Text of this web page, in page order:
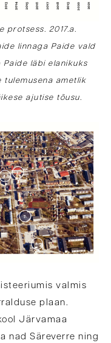
protsess. 2017.a.
linnaga Paide vald
Paide läbi elanikuks
tulemusena ametlik
ajutise tõusu.
valmis
plaan.
Järvamaa
nad Säreverre ning